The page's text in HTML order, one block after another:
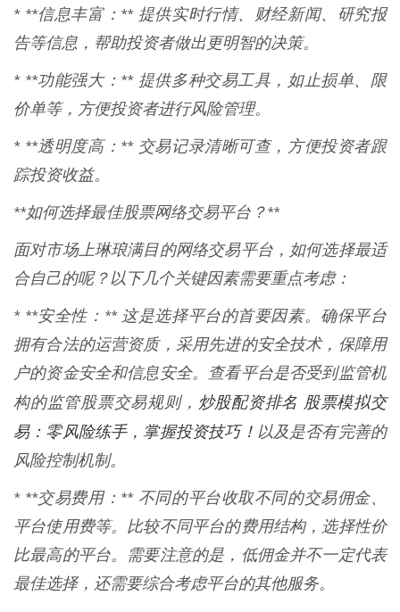
* **信息丰富：** 提供实时行情、财经新闻、研究报
告等信息，帮助投资者做出更明智的决策。
* **功能强大：** 提供多种交易工具，如止损单、限
价单等，方便投资者进行风险管理。
* **透明度高：** 交易记录清晰可查，方便投资者跟
踪投资收益。
**如何选择最佳股票网络交易平台？**
面对市场上琳琅满目的网络交易平台，如何选择最适
合自己的呢？以下几个关键因素需要重点考虑：
* **安全性：** 这是选择平台的首要因素。确保平台
拥有合法的运营资质，采用先进的安全技术，保障用
户的资金安全和信息安全。查看平台是否受到监管机
构的监管股票交易规则， 炒股配资排名 股票模拟交
易：零风险练手，掌握投资技巧！ 以及是否有完善的
风险控制机制。
* **交易费用：** 不同的平台收取不同的交易佣金、
平台使用费等。比较不同平台的费用结构，选择性价
比最高的平台。需要注意的是，低佣金并不一定代表
最佳选择，还需要综合考虑平台的其他服务。